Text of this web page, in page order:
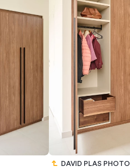
DAVID PLAS